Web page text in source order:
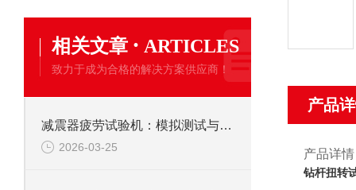
相关文章 · ARTICLES
致力于成为合格的解决方案供应商！
减震器疲劳试验机：模拟测试与各领域价值凸显
2026-03-25
产品
产品详情
钻杆扭转